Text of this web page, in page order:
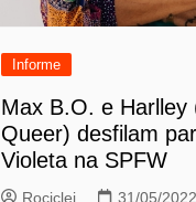
Informe
Max B.O. e Harlley
Queer) desfilam
Violeta na SPFW
Rociclei 31/05/2022